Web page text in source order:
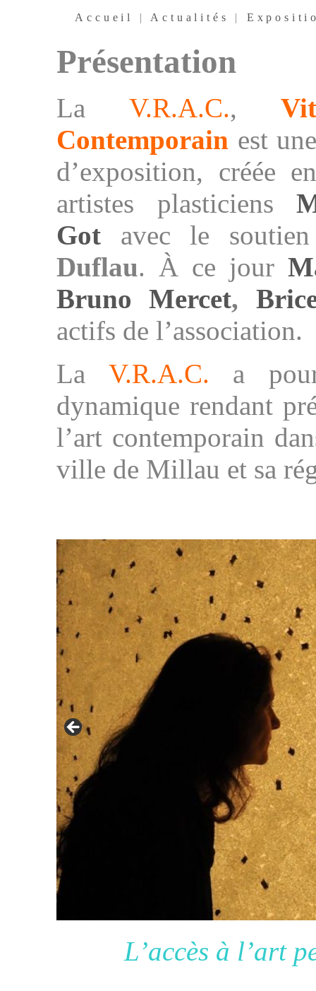
Accueil | Actualités |
Présentation
La V.R.A.C.,
Contemporain est
d’exposition, créée
artistes plasticiens
Got
avec le
Duflau. À ce jour
Bruno Mercet,
actifs de l’association.
La V.R.A.C. a
dynamique rendant
l’art contemporain
ville de Millau et sa
L’accès à l’art